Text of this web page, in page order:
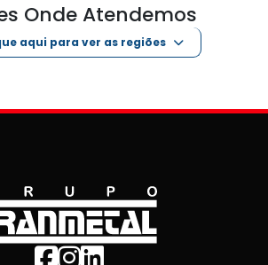
Onde Atendemos
aqui para ver as regiões